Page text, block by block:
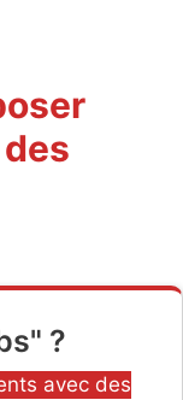
?
avec des